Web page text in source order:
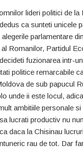
lideri politici de
ca sunteti unicele
parlamentare
Romanilor, Partidul
fuzionarea intr-
politice remarcabile
de sub papucul
unde ii este locul,
ambitiile personale si
lucrati productiv nu
daca la Chisinau
rau de tot. Dar